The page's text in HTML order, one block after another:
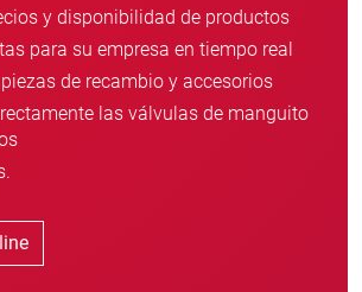
y disponibilidad de productos
para su empresa en tiempo real
de recambio y accesorios
las válvulas de manguito